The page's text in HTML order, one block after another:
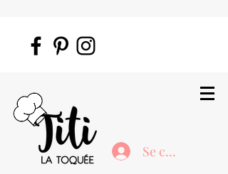
Se connecter